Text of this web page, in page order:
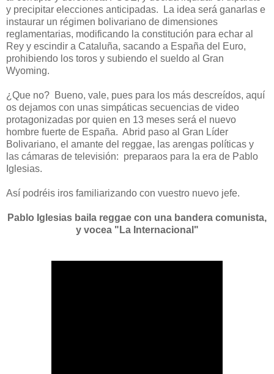
y precipitar elecciones anticipadas. La idea será ganarlas e
instaurar un régimen bolivariano de dimensiones
reglamentarias, modificando la constitución para echar al
Rey y escindir a Cataluña, sacando a España del Euro,
prohibiendo los toros y subiendo el sueldo al Gran
Wyoming.
¿Que no? Bueno, vale, pues para los más descreídos, aquí
os dejamos con unas simpáticas secuencias de video
protagonizadas por quien en 13 meses será el nuevo
hombre fuerte de España. Abrid paso al Gran Líder
Bolivariano, el amante del reggae, las arengas políticas y
las cámaras de televisión: preparaos para la era de Pablo
Iglesias.
Así podréis iros familiarizando con vuestro nuevo jefe.
Pablo Iglesias baila reggae con una bandera comunista,
y vocea "La Internacional"